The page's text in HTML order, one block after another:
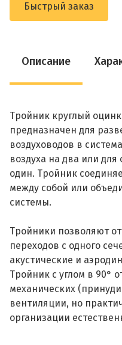
Быстрый заказ
Описание
Тройник круглый
предназначен для
воздуховодов в
воздуха на два или
один. Тройник
между собой или
системы.
Тройники позволяют
переходов с одного
акустические и
Тройник с углом в 90°
механических
вентиляции, но
организации